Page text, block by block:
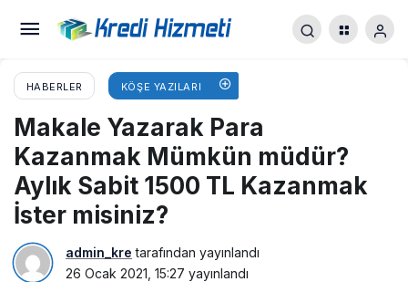
HABERLER KÖŞE YAZILARI
Makale Yazarak Para
Kazanmak Mümkün müdür?
Aylık Sabit 1500 TL Kazanmak
İster misiniz?
admin_kre tarafından yayınlandı
26 Ocak 2021, 15:27 yayınlandı